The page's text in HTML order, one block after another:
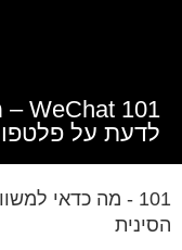
לדעת על
הסינית